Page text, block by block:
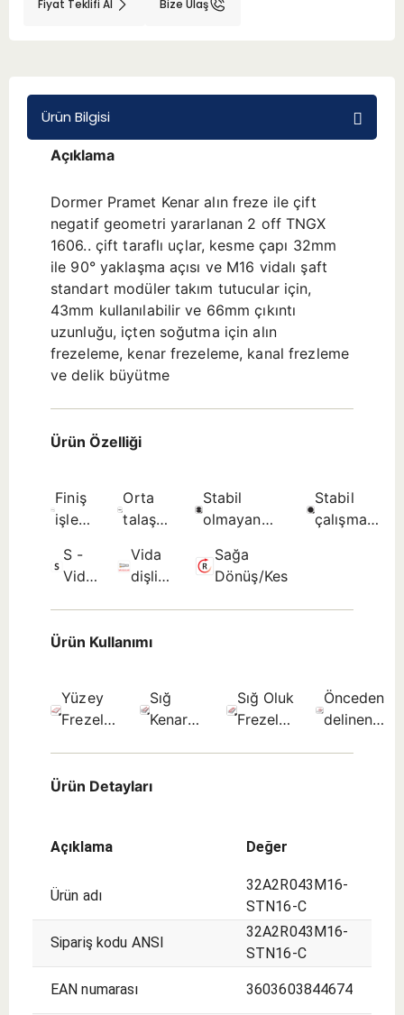
Adaptörler
Aksesuarlar
Fiyat Teklifi Al Bize Ulaş
Ürün Bilgisi
Açıklama
Dormer Pramet Kenar alın freze ile çift
negatif geometri yararlanan 2 off TNGX
1606.. çift taraflı uçlar, kesme çapı 32mm
ile 90° yaklaşma açısı ve M16 vidalı şaft
standart modüler takım tutucular için,
43mm kullanılabilir ve 66mm çıkıntı
uzunluğu, içten soğutma için alın
frezeleme, kenar frezeleme, kanal frezleme
ve delik büyütme
Ürün Özelliği
Finiş
işleme
iyi
yüzey
kalitesi
Olası
Orta
talaş
– iyi
yüzey
kalitesi
seçim.
Stabil
olmayan
koşullarına
uygun -
Olası seçim.
Stabil
çalışma
S -
Vida
Vida
dişli
Sağa
Dönüş/Kesme
Ürün Kullanımı
Yüzey
Frezeleme
Sığ
Kenar
seçim.
Sığ Oluk
Frezeleme
Önceden
delinen
Ürün Detayları
Açıklama Değer
Ürün adı
32A2R043M16-
STN16-C
Sipariş kodu ANSI
32A2R043M16-
STN16-C
EAN numarası 3603603844674